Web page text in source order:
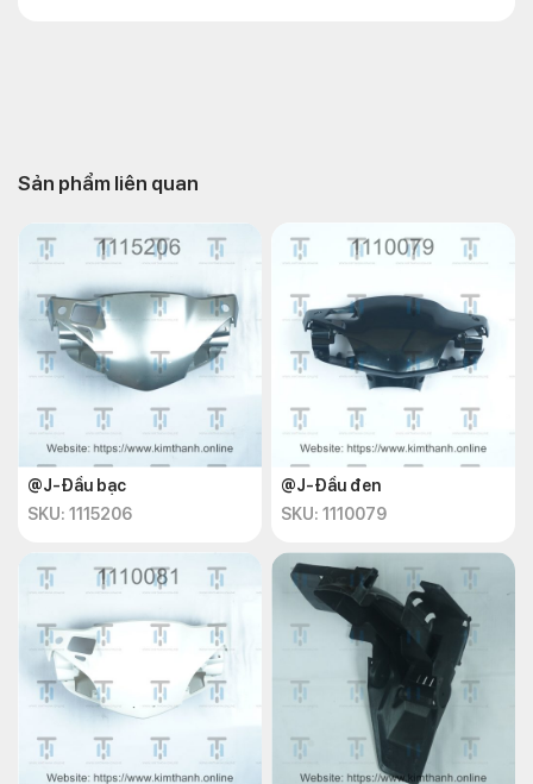
Sản phẩm liên quan
@J-Đầu bạc
SKU: 1115206
@J-Đầu đen
SKU: 1110079